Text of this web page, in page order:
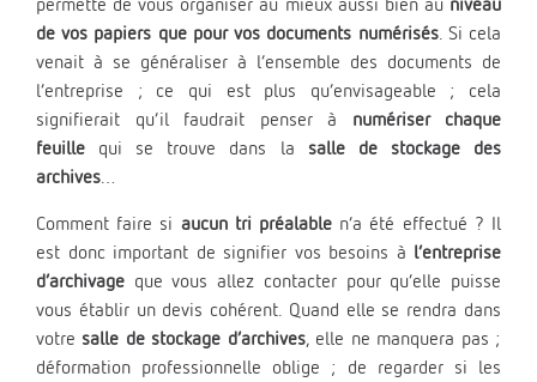
permette de vous organiser au mieux aussi bien au niveau
de vos papiers que pour vos documents numérisés. Si cela
venait à se généraliser à l’ensemble des documents de
l’entreprise ; ce qui est plus qu’envisageable ; cela
signifierait qu’il faudrait penser à numériser chaque
feuille qui se trouve dans la salle de stockage des
archives…
Comment faire si aucun tri préalable n’a été effectué ? Il
est donc important de signifier vos besoins à l’entreprise
d’archivage que vous allez contacter pour qu’elle puisse
vous établir un devis cohérent. Quand elle se rendra dans
votre salle de stockage d’archives, elle ne manquera pas ;
déformation professionnelle oblige ; de regarder si les